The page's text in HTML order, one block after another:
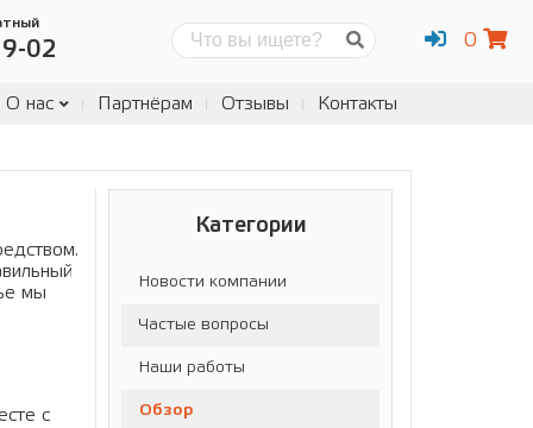
02 0
О нас Партнёрам Отзывы Контакты
Категории
Новости компании
Частые вопросы
Наши работы
Обзор
мы
с